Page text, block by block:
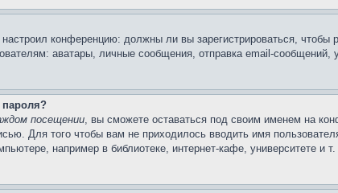
конференцию: должны ли вы зарегистрироваться,
аватары, личные сообщения, отправка email-сообщений,
посещении, вы сможете оставаться под своим именем на
Для того чтобы вам не приходилось вводить имя
например в библиотеке, интернет-кафе, университете и